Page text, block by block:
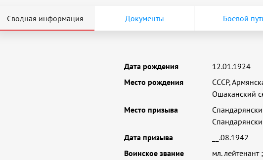
Сводная информация Документы Боевой
Дата рождения
12.01.1924
Место рождения
СССР,
Ошаканский
Место призыва
Дата призыва
__.08.1942
Воинское звание
мл. лейтенант